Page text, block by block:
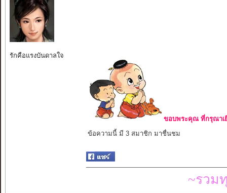
รักคือแรงบันดาลใจ
ขอบพระคุณ ที่กรุณาเ
ข้อความนี้ มี 3 สมาชิก มาชื่นชม
~รวม